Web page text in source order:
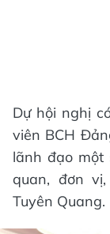
Dự hội nghị
viên BCH
lãnh đạo một
quan, đơn
Tuyên Quang.